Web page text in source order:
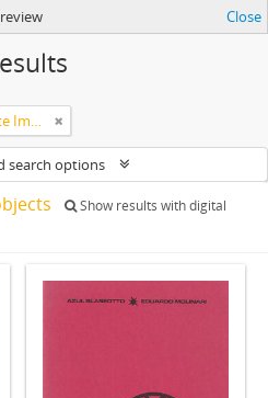
Close
Colección de Publicaciones de Arte Impreso
search options
Show results with digital